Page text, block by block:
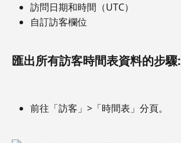
訪問日期和時間（UTC）
自訂訪客欄位
匯出所有訪客時間表資料的步驟:
前往「訪客」>「時間表」分頁。